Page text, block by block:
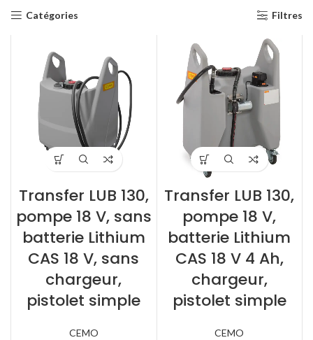
Catégories Filtres
Transfer LUB 130,
pompe 18 V, sans
batterie Lithium
CAS 18 V, sans
chargeur,
pistolet simple
CEMO
Transfer LUB 130,
pompe 18 V,
batterie Lithium
CAS 18 V 4 Ah,
chargeur,
pistolet simple
CEMO